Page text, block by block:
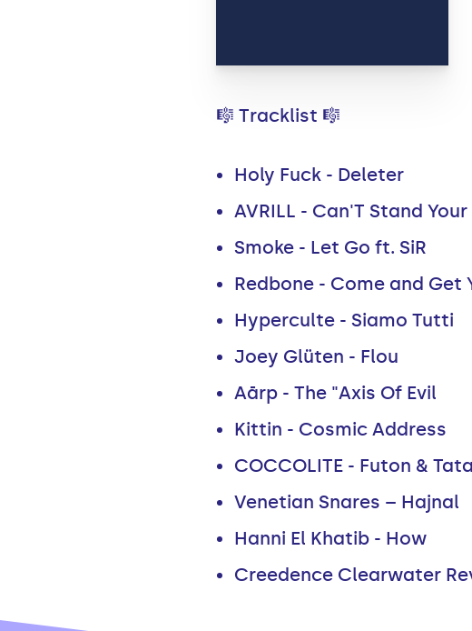
🎼 Tracklist 🎼
Holy Fuck - Deleter
AVRILL - Can'T Stand
Smoke - Let Go ft. SiR
Redbone - Come and Get
Hyperculte - Siamo Tutti
Joey Glüten - Flou
Aārp - The "Axis Of Evil
Kittin - Cosmic Address
COCCOLITE - Futon &
Venetian Snares – Hajnal
Hanni El Khatib - How
Creedence Clearwater